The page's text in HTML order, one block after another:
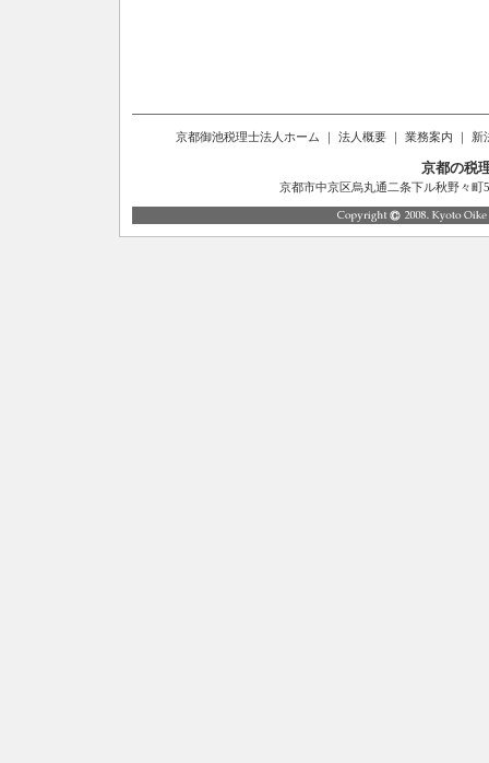
京都御池税理士法人ホーム ｜ 法人概要 ｜ 業務案内 ｜ 新
京都の税
京都市中京区烏丸通二条下ル秋野々